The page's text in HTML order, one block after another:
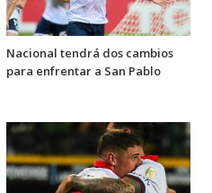
Nacional tendrá dos cambios
para enfrentar a San Pablo